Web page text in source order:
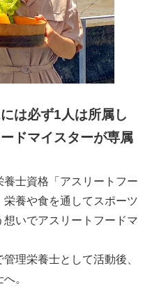
は必ず1人は所属し
ドマイスターが専属
士資格「アスリートフー
栄養や食を通してスポーツ
いでアスリートフードマ
理栄養士として活動後、
。